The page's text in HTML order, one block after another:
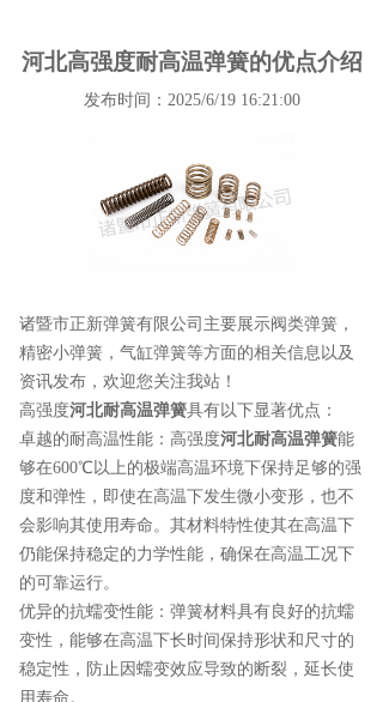
河北高强度耐高温弹簧的优点介绍
发布时间：2025/6/19 16:21:00
诸暨市正新弹簧有限公司主要展示阀类弹簧 ，
精密小弹簧，气缸弹簧等方面的相关信息以及
资讯发布，欢迎您关注我站！
高强度河北耐高温弹簧具有以下显著优点：
卓越的耐高温性能：高强度河北耐高温弹簧能
够在600℃以上的极端高温环境下保持足够的强
度和弹性，即使在高温下发生微小变形，也不
会影响其使用寿命。其材料特性使其在高温下
仍能保持稳定的力学性能，确保在高温工况下
的可靠运行。
优异的抗蠕变性能：弹簧材料具有良好的抗蠕
变性，能够在高温下长时间保持形状和尺寸的
稳定性，防止因蠕变效应导致的断裂，延长使
用寿命。